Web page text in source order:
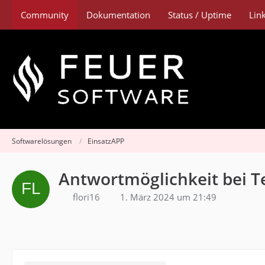
Community Dokumentation Status / Uptime
Softwarelösungen EinsatzAPP
Antwortmöglichkeit bei
flori16 1. März 2024 um 21:49